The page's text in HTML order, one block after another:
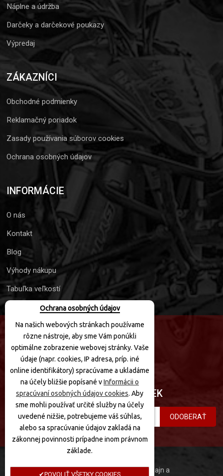
Ochrana osobných údajov
Na našich webových stránkach používame
rôzne nástroje, aby sme Vám ponúkli
optimálne zobrazenie webovej stránky. Vaše
údaje (napr. cookies, IP adresa, príp. iné
online identifikátory) spracúvame a ukladáme
na účely bližšie popísané vInformácii o
spracúvaní osobných údajov cookies. Aby
sme mohli používať určité služby na účely
uvedené nižšie, potrebujeme váš súhlas,
alebo sa spracúvanie údajov zakladá na
zákonnej povinnosti prípadne inom právnom
základe.
POVOLIŤ VŠETKY COOKIES
Náplne a údržba
Darčeky a darčekové poukazy
Výpredaj
ZÁKAZNÍCI
Obchodné podmienky
Reklamačný poriadok
Zasady používania súborov cookies
Ochrana osobných údajov
INFORMÁCIE
O nás
Kontakt
Blog
Výhody nákupu
Tabuľka veľkostí
SLEDUJTE NÁS
PRIHLÁSIŤ SA K ODBERU NOVINIEK
ODOBERAŤ
MotoQuad © 2020 Všetky práva vyhradené. Dizajn a